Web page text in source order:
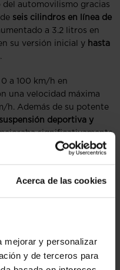
Acerca de las cookies
mejorar y personalizar
y de terceros para
automovilismo gracias
seis cilindros en línea de
a 3.2 litros en
su versión inicial y hasta
.
0 a 100 km/h en
una velocidad máxima
h. Además de su potente
deportiva y
significativamente
una experiencia de
que resaltaban
más agresivos, las
emblemas M.